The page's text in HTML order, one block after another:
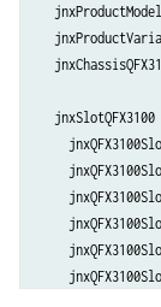
jnxSlotQFX3100